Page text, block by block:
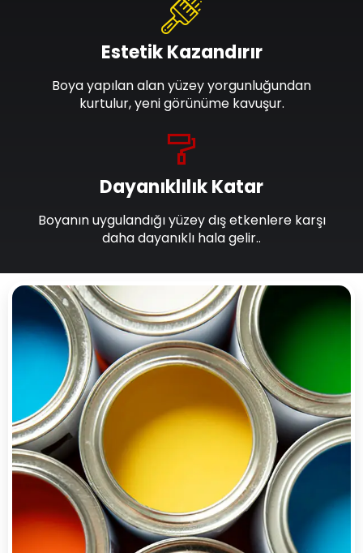
Dayanıklılık Katar
Boyanın uygulandığı yüzey dış etkenlere karşı
daha dayanıklı hala gelir..
Estetik Kazandırır
Boya yapılan alan yüzey yorgunluğundan
kurtulur, yeni görünüme kavuşur.